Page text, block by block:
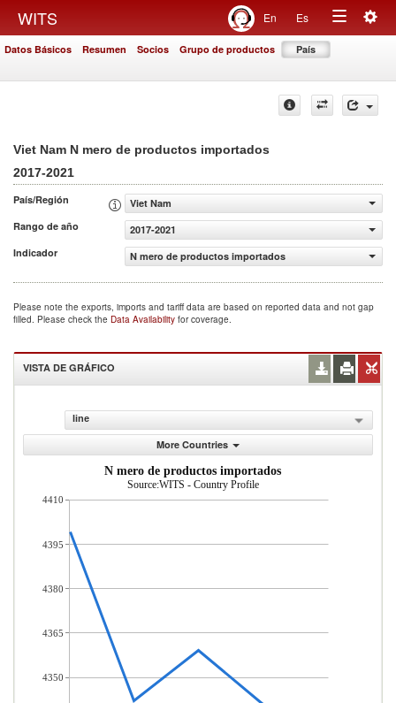
WITS En Es
Toggle
Datos Básicos Resumen Socios Grupo de productos País
Viet Nam N mero de productos importados
2017-2021
País/Región
Viet Nam
Rango de año
2017-2021
Indicador
N mero de productos importados
Please note the exports, imports and tariff data are based on reported data and not gap
filled. Please check the Data Availability for coverage.
VISTA DE GRÁFICO
line
More Countries
N mero de productos importados
Source:WITS - Country Profile
4410
4395
4380
4365
4350